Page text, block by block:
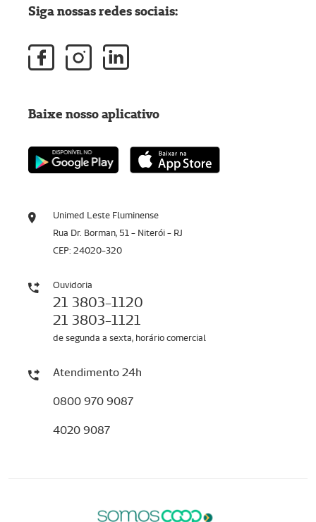
Unimed Leste Fluminense
Rua Dr. Borman, 51 - Niterói - RJ
CEP: 24020-320
Ouvidoria
21 3803-1120
21 3803-1121
de segunda a sexta, horário comercial
Atendimento 24h
0800 970 9087
4020 9087
Siga nossas redes sociais:
Baixe nosso aplicativo